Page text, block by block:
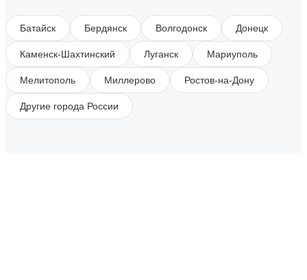
Батайск Бердянск Волгодонск Донецк
Каменск-Шахтинский Луганск Мариуполь
Мелитополь Миллерово Ростов-на-Дону
Другие города России